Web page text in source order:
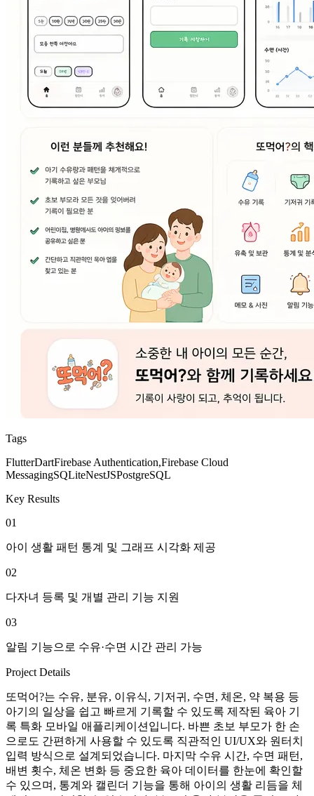
Tags
FlutterDartFirebase Authentication,Firebase Cloud
MessagingSQLiteNestJSPostgreSQL
Key Results
01
아이 생활 패턴 통계 및 그래프 시각화 제공
02
다자녀 등록 및 개별 관리 기능 지원
03
알림 기능으로 수유·수면 시간 관리 가능
Project Details
또먹어?는 수유, 분유, 이유식, 기저귀, 수면, 체온, 약 복용 등
아기의 일상을 쉽고 빠르게 기록할 수 있도록 제작된 육아 기
록 특화 모바일 애플리케이션입니다. 바쁜 초보 부모가 한 손
으로도 간편하게 사용할 수 있도록 직관적인 UI/UX와 원터치
입력 방식으로 설계되었습니다. 마지막 수유 시간, 수면 패턴,
배변 횟수, 체온 변화 등 중요한 육아 데이터를 한눈에 확인할
수 있으며, 통계와 캘린더 기능을 통해 아이의 생활 리듬을 체